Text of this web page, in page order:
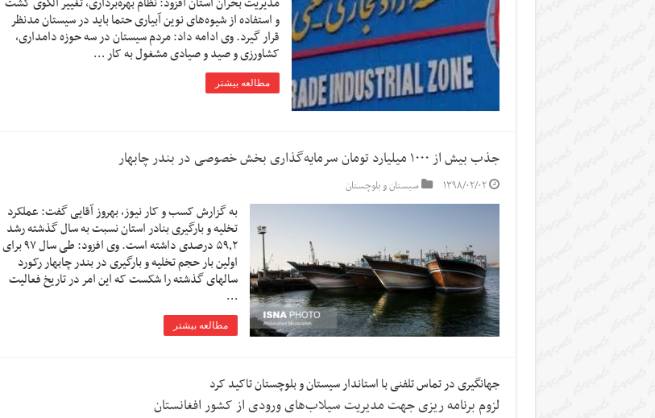
و استفاده از شیوه‌های نوین آبیاری حتما باید در سیستان مدنظر
قرار گیرد. وی ادامه داد: مردم سیستان در سه حوزه دامداری،
کشاورزی و صید و صیادی مشغول به کار …
مطالعه بیشتر
جذب بیش از ۱۰۰۰ میلیارد تومان سرمایه‌گذاری بخش خصوصی در بندر چابهار
۱۳۹۸/۰۲/۰۲ سیستان و بلوچستان
به گزارش کسب و کار نیوز، بهروز آقایی گفت: عملکرد
تخلیه و بارگیری بنادر استان نسبت به سال گذشته رشد
۵۹٫۲ درصدی داشته است. وی افزود: طی سال ۹۷ برای
اولین بار حجم تخلیه و بارگیری در بندر چابهار رکورد
سالهای گذشته را شکست که این امر در تاریخ فعالیت
…
مطالعه بیشتر
جهانگیری در تماس تلفنی با استاندار سیستان و بلوچستان تاکید کرد
لزوم برنامه ریزی جهت مدیریت سیلاب‌های ورودی از کشور افغانستان